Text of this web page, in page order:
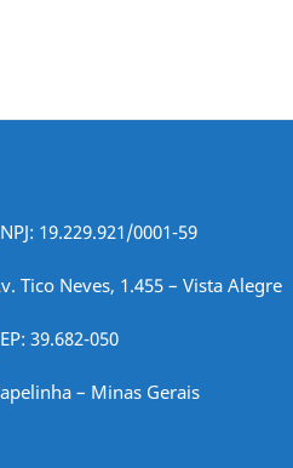
19.229.921/0001-59
Tico Neves, 1.455 – Vista Alegre
39.682-050
– Minas Gerais